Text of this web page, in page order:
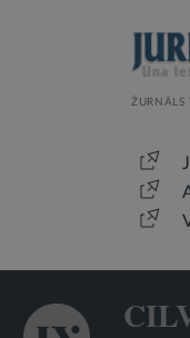
ŽURNĀLS